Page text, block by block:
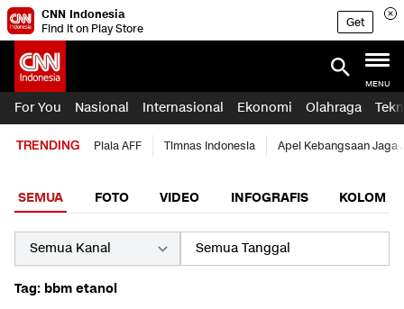
CNN Indonesia
Find it on Play Store
Get
MENU
For You Nasional Internasional Ekonomi Olahraga
TRENDING Piala AFF Timnas Indonesia Apel Kebangsaan Jaga
SEMUA FOTO VIDEO INFOGRAFIS KOLOM
Tag: bbm etanol